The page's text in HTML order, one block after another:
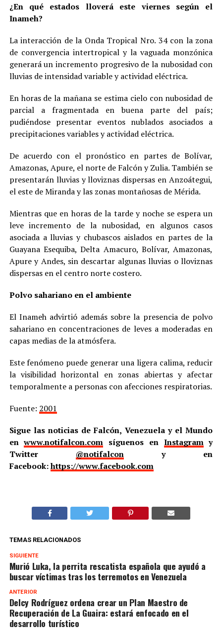
¿En qué estados lloverá este viernes según el
Inameh?
La interacción de la Onda Tropical Nro. 34 con la zona
de convergencia intertropical y la vaguada monzónica
generará un incremento progresivo de la nubosidad con
lluvias de intensidad variable y actividad eléctrica.
En horas de la mañana se estima cielo con nubosidad de
parcial a fragmentada en buena parte del país;
pudiéndose presentar eventos nublados asociados a
precipitaciones variables y actividad eléctrica.
De acuerdo con el pronóstico en partes de Bolívar,
Amazonas, Apure, el norte de Falcón y Zulia. También se
presentarán lluvias y lloviznas dispersas en Anzoátegui,
el este de Miranda y las zonas montañosas de Mérida.
Mientras que en horas de la tarde y noche se espera un
leve incremento de la nubosidad, en algunos casos
asociada a lluvias y chubascos aislados en partes de la
Guayana Esequiba, Delta Amacuro, Bolívar, Amazonas,
Apure y Andes, sin descartar algunas lluvias o lloviznas
dispersas en el centro norte costero.
Polvo sahariano en el ambiente
El Inameh advirtió además sobre la presencia de polvo
sahariano en concentraciones de leves a moderadas en
capas medias de la atmósfera.
Este fenómeno puede generar una ligera calima, reducir
la visibilidad horizontal en zonas abiertas y afectar
temporalmente a personas con afecciones respiratorias.
Fuente: 2001
Sigue las noticias de Falcón, Venezuela y el Mundo
enwww.notifalcon.com síguenos en Instagramy
Twitter @notifalcony en
Facebook:https://www.facebook.com
TEMAS RELACIONADOS
SIGUIENTE
Murió Luka, la perrita rescatista española que ayudó a
buscar víctimas tras los terremotos en Venezuela
ANTERIOR
Delcy Rodríguez ordena crear un Plan Maestro de
Recuperación de La Guaira: estará enfocado en el
desarrollo turístico